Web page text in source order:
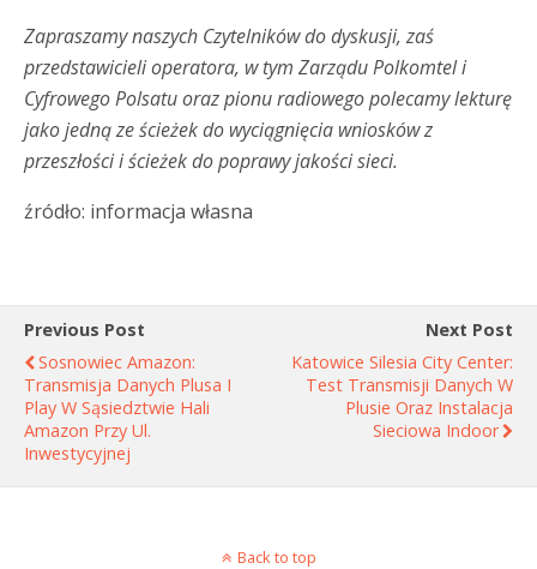
Zapraszamy naszych Czytelników do dyskusji, zaś
przedstawicieli operatora, w tym Zarządu Polkomtel i
Cyfrowego Polsatu oraz pionu radiowego polecamy lekturę
jako jedną ze ścieżek do wyciągnięcia wniosków z
przeszłości i ścieżek do poprawy jakości sieci.
źródło: informacja własna
Previous Post
Sosnowiec Amazon:
Transmisja Danych Plusa I
Play W Sąsiedztwie Hali
Amazon Przy Ul.
Inwestycyjnej
Next Post
Katowice Silesia City Center:
Test Transmisji Danych W
Plusie Oraz Instalacja
Sieciowa Indoor
Back to top